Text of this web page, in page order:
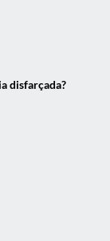
disfarçada?